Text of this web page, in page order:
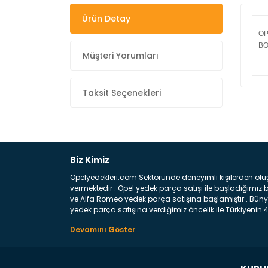
Ürün Detay
Müşteri Yorumları
Taksit Seçenekleri
Biz Kimiz
Opelyedekleri.com Sektöründe deneyimli kişilerden
vermektedir . Opel yedek parça satışı ile
ve Alfa Romeo yedek parça satışına başlamıştır .
yedek parça satışına verdiğimiz öncelik ile Türkiyenin
belirttiğimiz parçalar sizlere fikir sağlayacaktır. Ön
üretilmiş disk ile teması sayesinde durmayı